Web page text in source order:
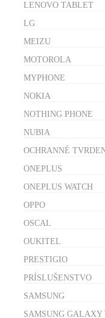
LENOVO TABLET
LG
MEIZU
MOTOROLA
MYPHONE
NOKIA
NOTHING PHONE
NUBIA
OCHRANNÉ
ONEPLUS
ONEPLUS WATCH
OPPO
OSCAL
OUKITEL
PRESTIGIO
PRÍSLUŠENSTVO
SAMSUNG
SAMSUNG GALAXY